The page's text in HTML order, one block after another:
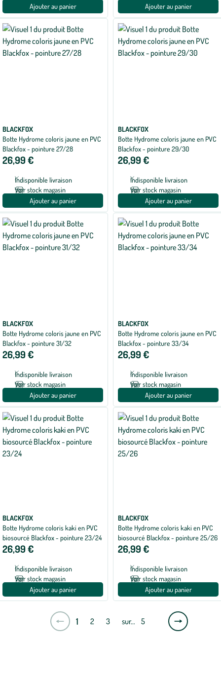
Ajouter au panier
Ajouter au panier
BLACKFOX
Botte Hydrome coloris jaune en PVC
Blackfox - pointure 27/28
26,99 €
Indisponible livraison
Voir stock magasin
Ajouter au panier
BLACKFOX
Botte Hydrome coloris jaune en PVC
Blackfox - pointure 29/30
26,99 €
Indisponible livraison
Voir stock magasin
Ajouter au panier
BLACKFOX
Botte Hydrome coloris jaune en PVC
Blackfox - pointure 31/32
26,99 €
Indisponible livraison
Voir stock magasin
Ajouter au panier
BLACKFOX
Botte Hydrome coloris jaune en PVC
Blackfox - pointure 33/34
26,99 €
Indisponible livraison
Voir stock magasin
Ajouter au panier
BLACKFOX
Botte Hydrome coloris kaki en PVC
biosourcé Blackfox - pointure 23/24
26,99 €
Indisponible livraison
Voir stock magasin
Ajouter au panier
BLACKFOX
Botte Hydrome coloris kaki en PVC
biosourcé Blackfox - pointure 25/26
26,99 €
Indisponible livraison
Voir stock magasin
Ajouter au panier
1 2 3 sur… 5
Page
suivante